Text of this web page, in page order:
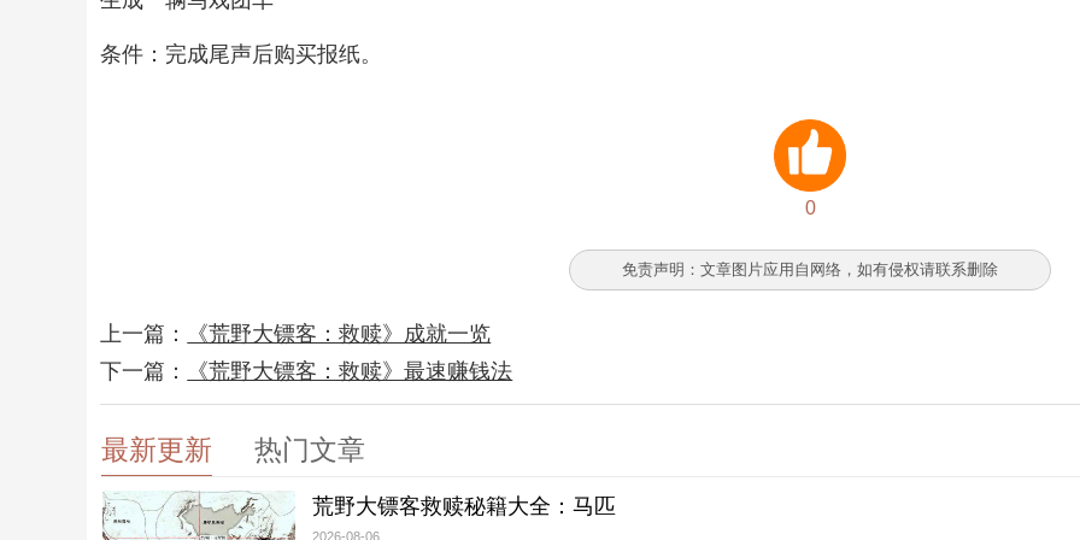
条件：完成尾声后购买报纸。
0
免责声明：文章图片应用自网络，如有侵权请联系删除
上一篇：
《荒野大镖客：救赎》成就一览
下一篇：
《荒野大镖客：救赎》最速赚钱法
最新更新 热门文章
荒野大镖客救赎秘籍大全：马匹
2026-08-06